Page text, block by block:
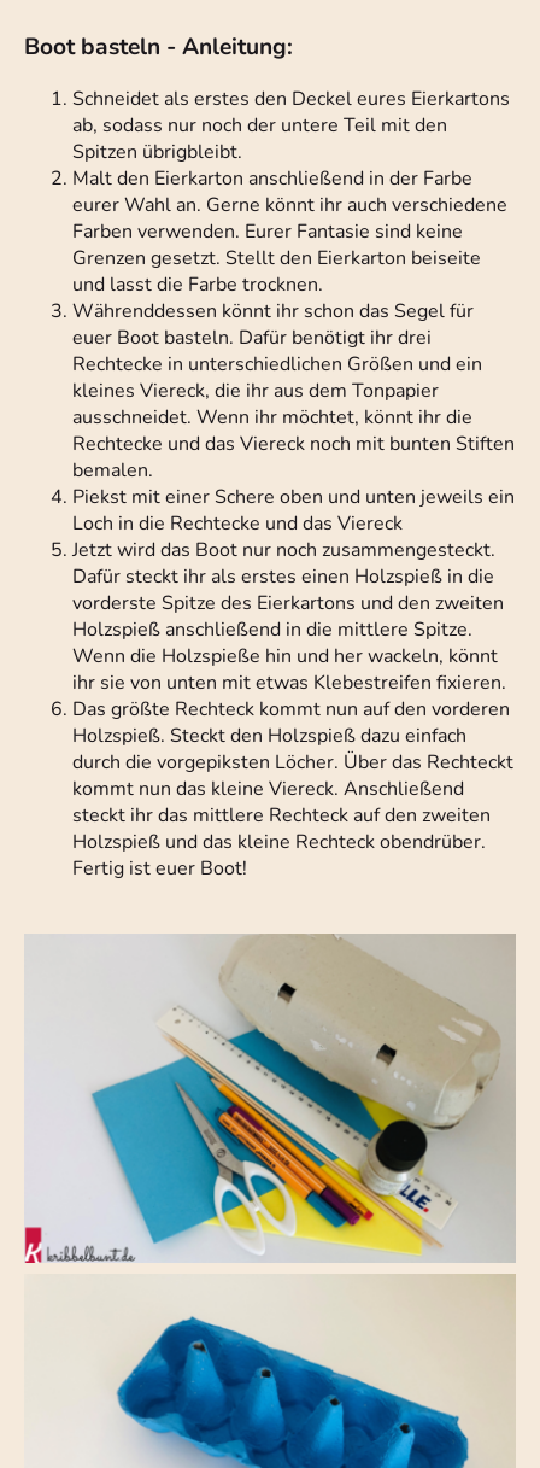
Boot basteln - Anleitung:
Schneidet als erstes den Deckel eures Eierkartons
ab, sodass nur noch der untere Teil mit den
Spitzen übrigbleibt.
Malt den Eierkarton anschließend in der Farbe
eurer Wahl an. Gerne könnt ihr auch verschiedene
Farben verwenden. Eurer Fantasie sind keine
Grenzen gesetzt. Stellt den Eierkarton beiseite
und lasst die Farbe trocknen.
Währenddessen könnt ihr schon das Segel für
euer Boot basteln. Dafür benötigt ihr drei
Rechtecke in unterschiedlichen Größen und ein
kleines Viereck, die ihr aus dem Tonpapier
ausschneidet. Wenn ihr möchtet, könnt ihr die
Rechtecke und das Viereck noch mit bunten Stiften
bemalen.
Piekst mit einer Schere oben und unten jeweils ein
Loch in die Rechtecke und das Viereck
Jetzt wird das Boot nur noch zusammengesteckt.
Dafür steckt ihr als erstes einen Holzspieß in die
vorderste Spitze des Eierkartons und den zweiten
Holzspieß anschließend in die mittlere Spitze.
Wenn die Holzspieße hin und her wackeln, könnt
ihr sie von unten mit etwas Klebestreifen fixieren.
Das größte Rechteck kommt nun auf den vorderen
Holzspieß. Steckt den Holzspieß dazu einfach
durch die vorgepiksten Löcher. Über das Rechteckt
kommt nun das kleine Viereck. Anschließend
steckt ihr das mittlere Rechteck auf den zweiten
Holzspieß und das kleine Rechteck obendrüber.
Fertig ist euer Boot!